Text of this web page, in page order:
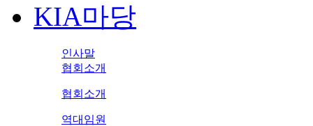
KIA마당
인사말
협회소개
협회소개
역대임원